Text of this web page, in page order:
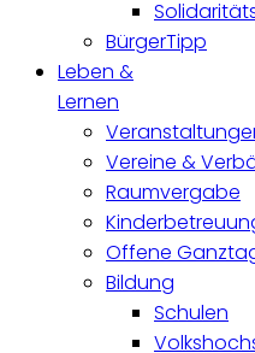
BürgerTipp
Leben &
Lernen
Vereine &
Raumvergabe
Offene
Bildung
Schulen